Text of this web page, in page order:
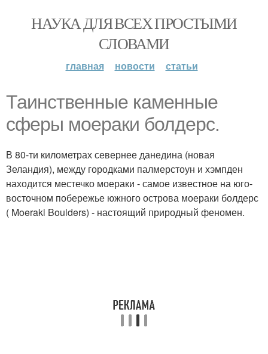
НАУКА ДЛЯ ВСЕХ ПРОСТЫМИ
СЛОВАМИ
главная новости статьи
Таинственные каменные
сферы моераки болдерс.
В 80-ти километрах севернее данедина (новая
Зеландия), между городками палмерстоун и хэмпден
находится местечко моераки - самое известное на юго-
восточном побережье южного острова моераки болдерс
( Moeraki Boulders) - настоящий природный феномен.